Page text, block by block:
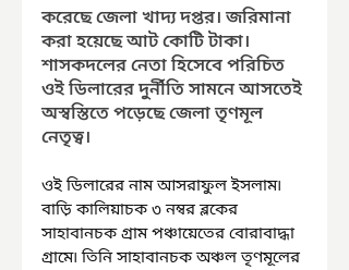
করেছে জেলা খাদ্য দপ্তর। জরিমানা
করা হয়েছে আট কোটি টাকা।
শাসকদলের নেতা হিসেবে পরিচিত
ওই ডিলারের দুর্নীতি সামনে আসতেই
অস্বস্তিতে পড়েছে জেলা তৃণমূল
নেতৃত্ব।
ওই ডিলারের নাম আসরাফুল ইসলাম৷
বাড়ি কালিয়াচক ৩ নম্বর ব্লকের
সাহাবানচক গ্রাম পঞ্চায়েতের বোরাবাদ্ধা
গ্রামে৷ তিনি সাহাবানচক অঞ্চল তৃণমূলের